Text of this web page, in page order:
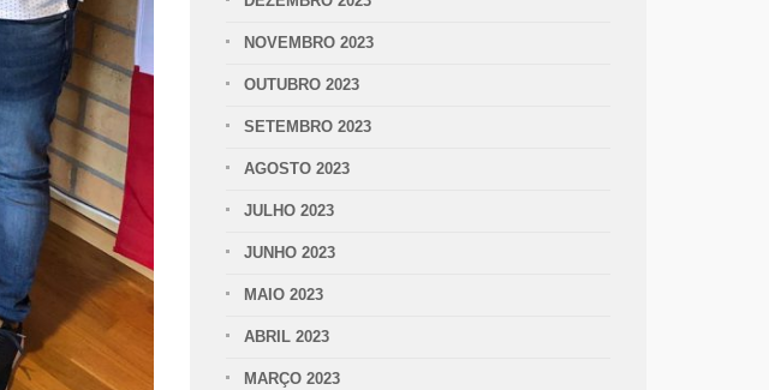
NOVEMBRO 2023
OUTUBRO 2023
SETEMBRO 2023
AGOSTO 2023
JULHO 2023
JUNHO 2023
MAIO 2023
ABRIL 2023
MARÇO 2023